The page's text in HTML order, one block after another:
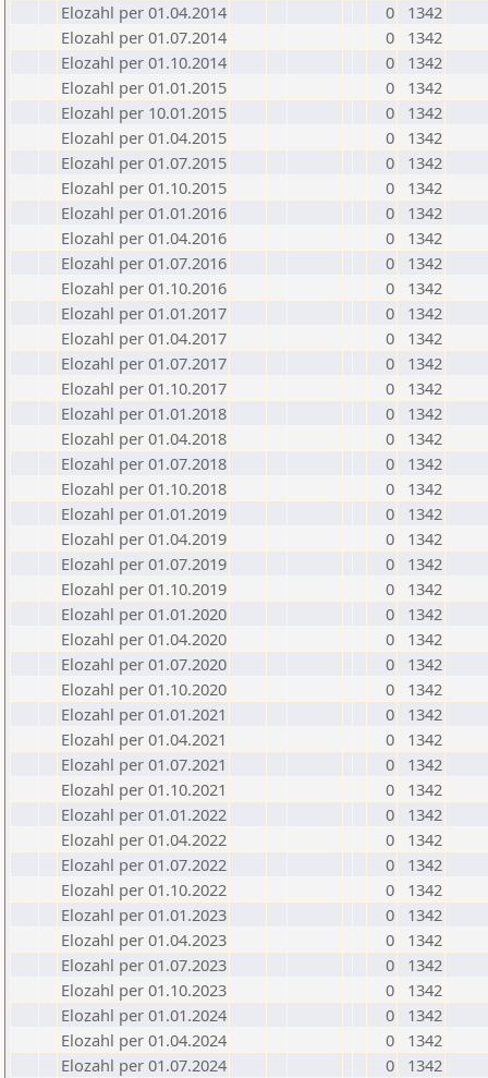
Elozahl per 01.04.2014
0
1342
Elozahl per 01.07.2014
0
1342
Elozahl per 01.10.2014
0
1342
Elozahl per 01.01.2015
0
1342
Elozahl per 10.01.2015
0
1342
Elozahl per 01.04.2015
0
1342
Elozahl per 01.07.2015
0
1342
Elozahl per 01.10.2015
0
1342
Elozahl per 01.01.2016
0
1342
Elozahl per 01.04.2016
0
1342
Elozahl per 01.07.2016
0
1342
Elozahl per 01.10.2016
0
1342
Elozahl per 01.01.2017
0
1342
Elozahl per 01.04.2017
0
1342
Elozahl per 01.07.2017
0
1342
Elozahl per 01.10.2017
0
1342
Elozahl per 01.01.2018
0
1342
Elozahl per 01.04.2018
0
1342
Elozahl per 01.07.2018
0
1342
Elozahl per 01.10.2018
0
1342
Elozahl per 01.01.2019
0
1342
Elozahl per 01.04.2019
0
1342
Elozahl per 01.07.2019
0
1342
Elozahl per 01.10.2019
0
1342
Elozahl per 01.01.2020
0
1342
Elozahl per 01.04.2020
0
1342
Elozahl per 01.07.2020
0
1342
Elozahl per 01.10.2020
0
1342
Elozahl per 01.01.2021
0
1342
Elozahl per 01.04.2021
0
1342
Elozahl per 01.07.2021
0
1342
Elozahl per 01.10.2021
0
1342
Elozahl per 01.01.2022
0
1342
Elozahl per 01.04.2022
0
1342
Elozahl per 01.07.2022
0
1342
Elozahl per 01.10.2022
0
1342
Elozahl per 01.01.2023
0
1342
Elozahl per 01.04.2023
0
1342
Elozahl per 01.07.2023
0
1342
Elozahl per 01.10.2023
0
1342
Elozahl per 01.01.2024
0
1342
Elozahl per 01.04.2024
0
1342
Elozahl per 01.07.2024
0
1342